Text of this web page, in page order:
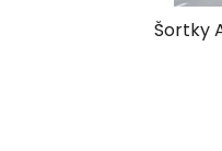
Šortky